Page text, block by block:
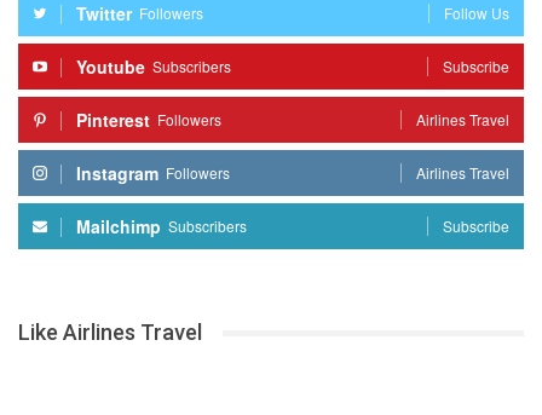
Twitter Followers Follow Us
Youtube Subscribers Subscribe
Pinterest Followers Airlines Travel
Instagram Followers Airlines Travel
Mailchimp Subscribers Subscribe
Like Airlines Travel